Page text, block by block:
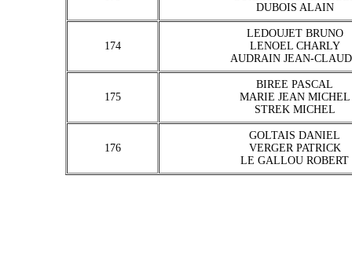
DUBOIS ALAIN
174
LEDOUJET BRUNO
LENOEL CHARLY
AUDRAIN JEAN-
175
BIREE PASCAL
MARIE JEAN MICHEL
STREK MICHEL
176
GOLTAIS DANIEL
VERGER PATRICK
LE GALLOU ROBERT